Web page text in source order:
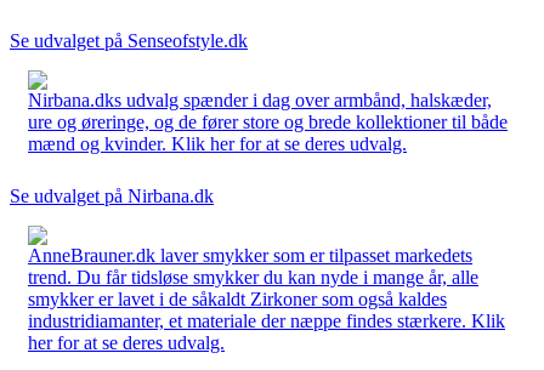
Se udvalget på Senseofstyle.dk
Nirbana.dks udvalg spænder i dag over armbånd, halskæder,
ure og øreringe, og de fører store og brede kollektioner til både
mænd og kvinder. Klik her for at se deres udvalg.
Se udvalget på Nirbana.dk
AnneBrauner.dk laver smykker som er tilpasset markedets
trend. Du får tidsløse smykker du kan nyde i mange år, alle
smykker er lavet i de såkaldt Zirkoner som også kaldes
industridiamanter, et materiale der næppe findes stærkere. Klik
her for at se deres udvalg.